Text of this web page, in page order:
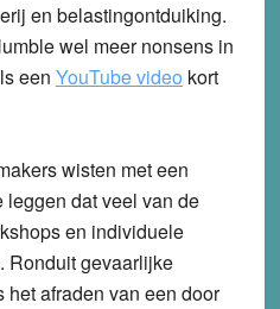
en belastingontduiking.
wel meer nonsens in
een YouTube video kort
wisten met een
leggen dat veel van de
en individuele
Ronduit gevaarlijke
afraden van een door